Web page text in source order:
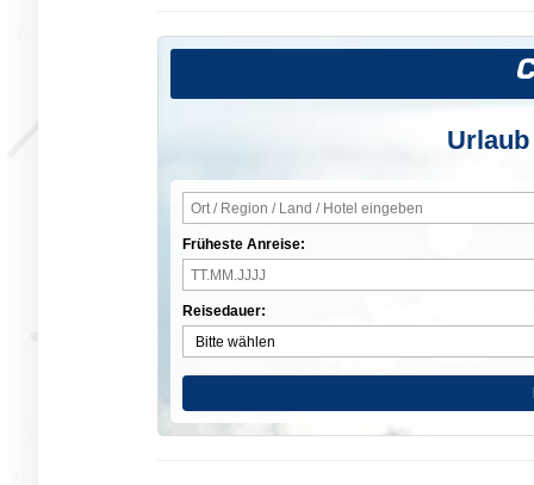
Früheste Anreise:
Reisedauer: